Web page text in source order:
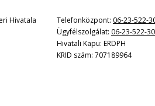
Hivatala
Telefonközpont: 06-23-522-
Ügyfélszolgálat: 06-23-522-
Hivatali Kapu: ERDPH
KRID szám: 707189964